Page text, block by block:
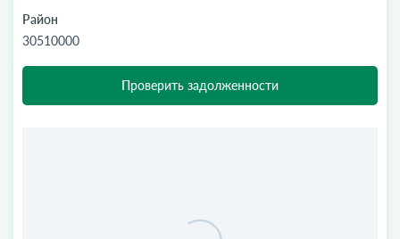
Район
30510000
Проверить задолженности